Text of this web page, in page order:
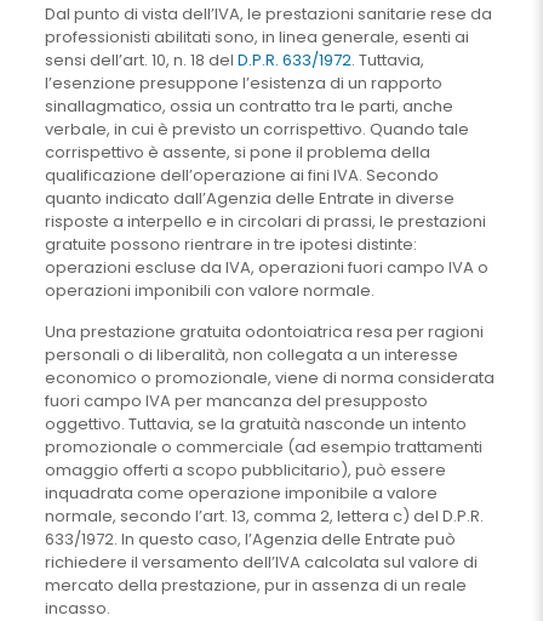
Dal punto di vista dell’IVA, le prestazioni sanitarie rese da
professionisti abilitati sono, in linea generale, esenti ai
sensi dell’art. 10, n. 18 del D.P.R. 633/1972. Tuttavia,
l’esenzione presuppone l’esistenza di un rapporto
sinallagmatico, ossia un contratto tra le parti, anche
verbale, in cui è previsto un corrispettivo. Quando tale
corrispettivo è assente, si pone il problema della
qualificazione dell’operazione ai fini IVA. Secondo
quanto indicato dall’Agenzia delle Entrate in diverse
risposte a interpello e in circolari di prassi, le prestazioni
gratuite possono rientrare in tre ipotesi distinte:
operazioni escluse da IVA, operazioni fuori campo IVA o
operazioni imponibili con valore normale.
Una prestazione gratuita odontoiatrica resa per ragioni
personali o di liberalità, non collegata a un interesse
economico o promozionale, viene di norma considerata
fuori campo IVA per mancanza del presupposto
oggettivo. Tuttavia, se la gratuità nasconde un intento
promozionale o commerciale (ad esempio trattamenti
omaggio offerti a scopo pubblicitario), può essere
inquadrata come operazione imponibile a valore
normale, secondo l’art. 13, comma 2, lettera c) del D.P.R.
633/1972. In questo caso, l’Agenzia delle Entrate può
richiedere il versamento dell’IVA calcolata sul valore di
mercato della prestazione, pur in assenza di un reale
incasso.